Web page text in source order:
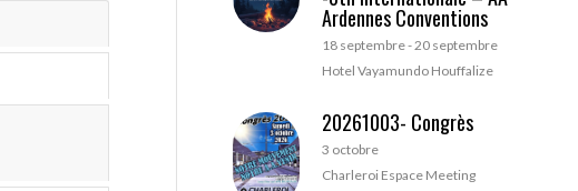
Ardennes Conventions
18 septembre-20 septembre
Hotel Vayamundo Houffalize
20261003- Congrès
3 octobre
Charleroi Espace Meeting